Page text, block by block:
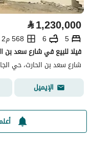
⃁1,230,000
5
6
568 م2
فيلا للبيع في شارع سعد
شارع سعد بن الحارث، حي
الإيميل